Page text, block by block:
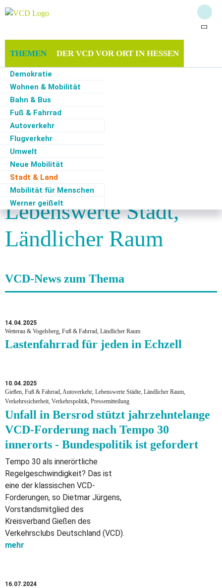
THEMEN
Demokratie
Wohnen & Mobilität
Bahn & Bus
Fuß & Fahrrad
Autoverkehr
Flugverkehr
Umwelt
Neue Mobilität
Stadt & Land
Mobilität für Menschen
Werner geißelt
DER VCD VOR ORT IN HESSEN
Start·Themen·Stadt & Land
Stadt und Land -
Lebenswerte Stadt,
Ländlicher Raum
VCD-News zum Thema
14.04.2025
Wetterau & Vogelsberg, Fuß & Fahrrad, Ländlicher Raum
Lastenfahrrad für jeden in Echzell
10.04.2025
Gießen, Fuß & Fahrrad, Autoverkehr, Lebenswerte Städte, Ländlicher Raum,
Verkehrssicherheit, Verkehrspolitik, Pressemitteilung
Unfall in Bersrod stützt jahrzehntelange
VCD-Forderung nach Tempo 30
innerorts - Bundespolitik ist gefordert
Tempo 30 als innerörtliche
Regelgeschwindigkeit? Das ist
eine der klassischen VCD-
Forderungen, so Dietmar Jürgens,
Vorstandsmitglied des
Kreisverband Gießen des
Verkehrsclubs Deutschland (VCD).
mehr
16.07.2024